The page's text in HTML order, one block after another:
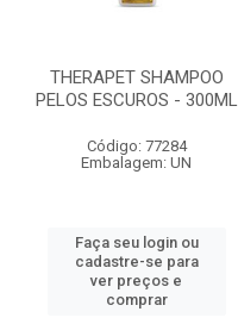
THERAPET SHAMPOO
PELOS ESCUROS - 300ML
Código: 77284
Embalagem: UN
Faça seu login ou
cadastre-se para
ver preços e
comprar